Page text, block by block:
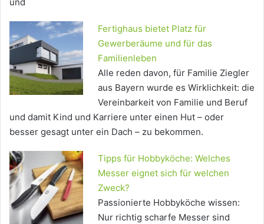
Fertighaus bietet Platz für
Gewerberäume und für das
Familienleben
Alle reden davon, für Familie Ziegler
aus Bayern wurde es Wirklichkeit: die
Vereinbarkeit von Familie und Beruf
und damit Kind und Karriere unter einen Hut – oder
besser gesagt unter ein Dach – zu bekommen.
Tipps für Hobbyköche: Welches
Messer eignet sich für welchen
Zweck?
Passionierte Hobbyköche wissen:
Nur richtig scharfe Messer sind